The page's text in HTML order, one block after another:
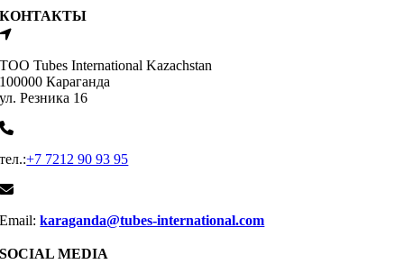
КОНТАКТЫ
ТОО Tubes International Kazachstan
100000 Караганда
ул. Резника 16
тел.:+7 7212 90 93 95
Email:karaganda@tubes-international.com
SOCIAL MEDIA